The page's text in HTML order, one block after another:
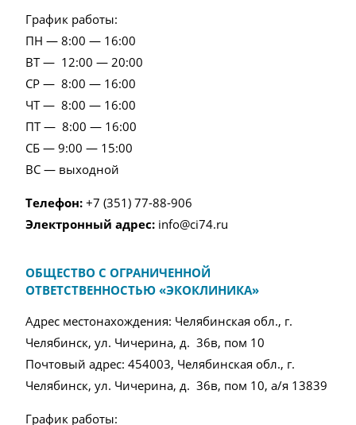
График работы:
ПН — 8:00 — 16:00
ВТ — 12:00 — 20:00
СР — 8:00 — 16:00
ЧТ — 8:00 — 16:00
ПТ — 8:00 — 16:00
СБ — 9:00 — 15:00
ВС — выходной
Телефон: +7 (351) 77-88-906
Электронный адрес: info@ci74.ru
ОБЩЕСТВО С ОГРАНИЧЕННОЙ
ОТВЕТСТВЕННОСТЬЮ «ЭКОКЛИНИКА»
Адрес местонахождения: Челябинская обл., г.
Челябинск, ул. Чичерина, д. 36в, пом 10
Почтовый адрес: 454003, Челябинская обл., г.
Челябинск, ул. Чичерина, д. 36в, пом 10, а/я 13839
График работы: